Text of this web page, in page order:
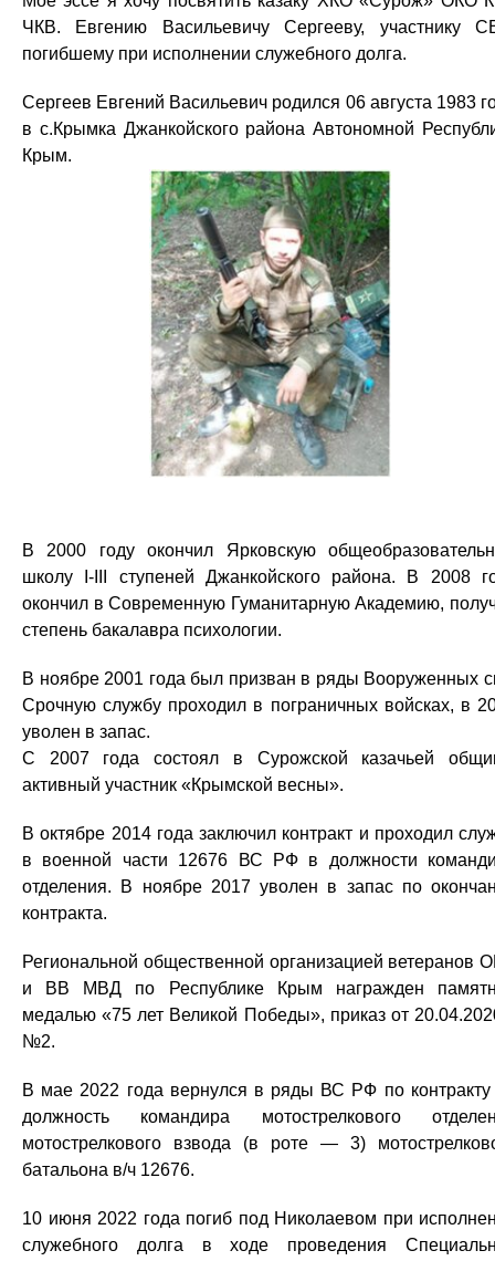
ЧКВ. Евгению Васильевичу Сергееву, участнику
погибшему при исполнении служебного долга.
Сергеев Евгений Васильевич родился 06 августа 1983
в с.Крымка Джанкойского района Автономной
Крым.
В 2000 году окончил Ярковскую
школу I-III ступеней Джанкойского района. В 2008
окончил в Современную Гуманитарную Академию,
степень бакалавра психологии.
В ноябре 2001 года был призван в ряды Вооруженных
Срочную службу проходил в пограничных войсках, в
уволен в запас.
С 2007 года состоял в Сурожской казачьей
активный участник «Крымской весны».
В октябре 2014 года заключил контракт и проходил
в военной части 12676 ВС РФ в должности
отделения. В ноябре 2017 уволен в запас по
контракта.
Региональной общественной организацией ветеранов
и ВВ МВД по Республике Крым награжден
медалью «75 лет Великой Победы», приказ от
№2.
В мае 2022 года вернулся в ряды ВС РФ по контракту
должность командира мотострелкового
мотострелкового взвода (в роте — 3)
батальона в/ч 12676.
10 июня 2022 года погиб под Николаевом при
служебного долга в ходе проведения